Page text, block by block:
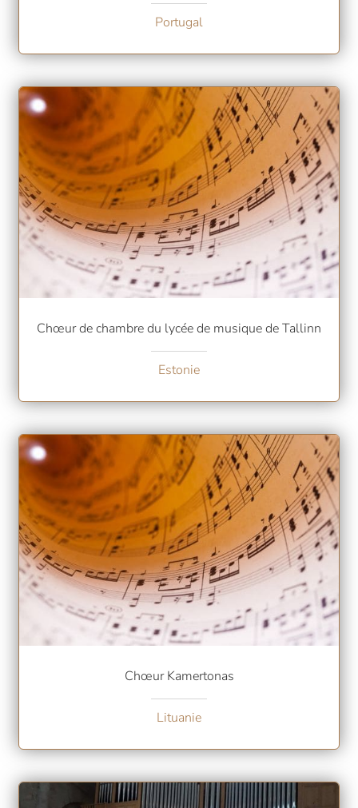
Portugal
Chœur de chambre du lycée de musique de Tallinn
Estonie
Chœur Kamertonas
Lituanie